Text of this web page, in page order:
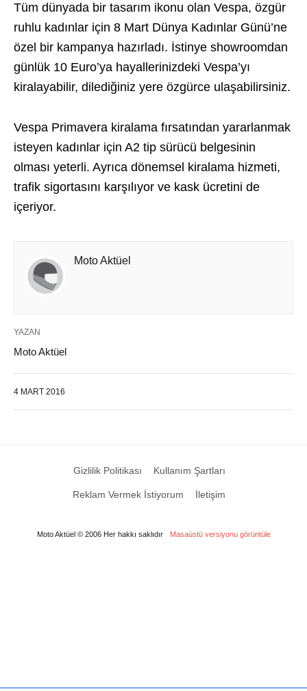
Tüm dünyada bir tasarım ikonu olan Vespa, özgür
ruhlu kadınlar için 8 Mart Dünya Kadınlar Günü’ne
özel bir kampanya hazırladı. İstinye showroomdan
günlük 10 Euro’ya hayallerinizdeki Vespa’yı
kiralayabilir, dilediğiniz yere özgürce ulaşabilirsiniz.
Vespa Primavera kiralama fırsatından yararlanmak
isteyen kadınlar için A2 tip sürücü belgesinin
olması yeterli. Ayrıca dönemsel kiralama hizmeti,
trafik sigortasını karşılıyor ve kask ücretini de
içeriyor.
Moto Aktüel
YAZAN
Moto Aktüel
4 MART 2016
Gizlilik Politikası Kullanım Şartları
Reklam Vermek İstiyorum İletişim
Moto Aktüel © 2006 Her hakkı saklıdır Masaüstü versiyonu görüntüle